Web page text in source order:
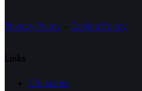
Privacy Policy Cookie Policy
Links
Chi siamo